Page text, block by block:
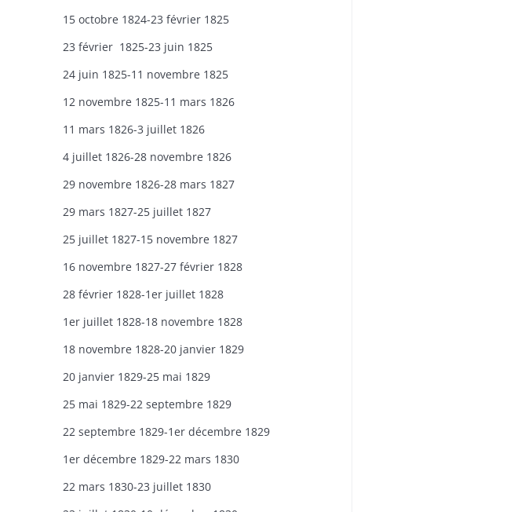
15 octobre 1824-23 février 1825
23 février 1825-23 juin 1825
24 juin 1825-11 novembre 1825
12 novembre 1825-11 mars 1826
11 mars 1826-3 juillet 1826
4 juillet 1826-28 novembre 1826
29 novembre 1826-28 mars 1827
29 mars 1827-25 juillet 1827
25 juillet 1827-15 novembre 1827
16 novembre 1827-27 février 1828
28 février 1828-1er juillet 1828
1er juillet 1828-18 novembre 1828
18 novembre 1828-20 janvier 1829
20 janvier 1829-25 mai 1829
25 mai 1829-22 septembre 1829
22 septembre 1829-1er décembre 1829
1er décembre 1829-22 mars 1830
22 mars 1830-23 juillet 1830